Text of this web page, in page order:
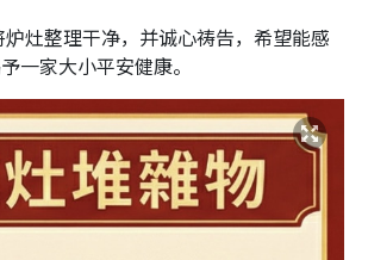
灶整理干净，并诚心祷告，希望能感
一家大小平安健康。